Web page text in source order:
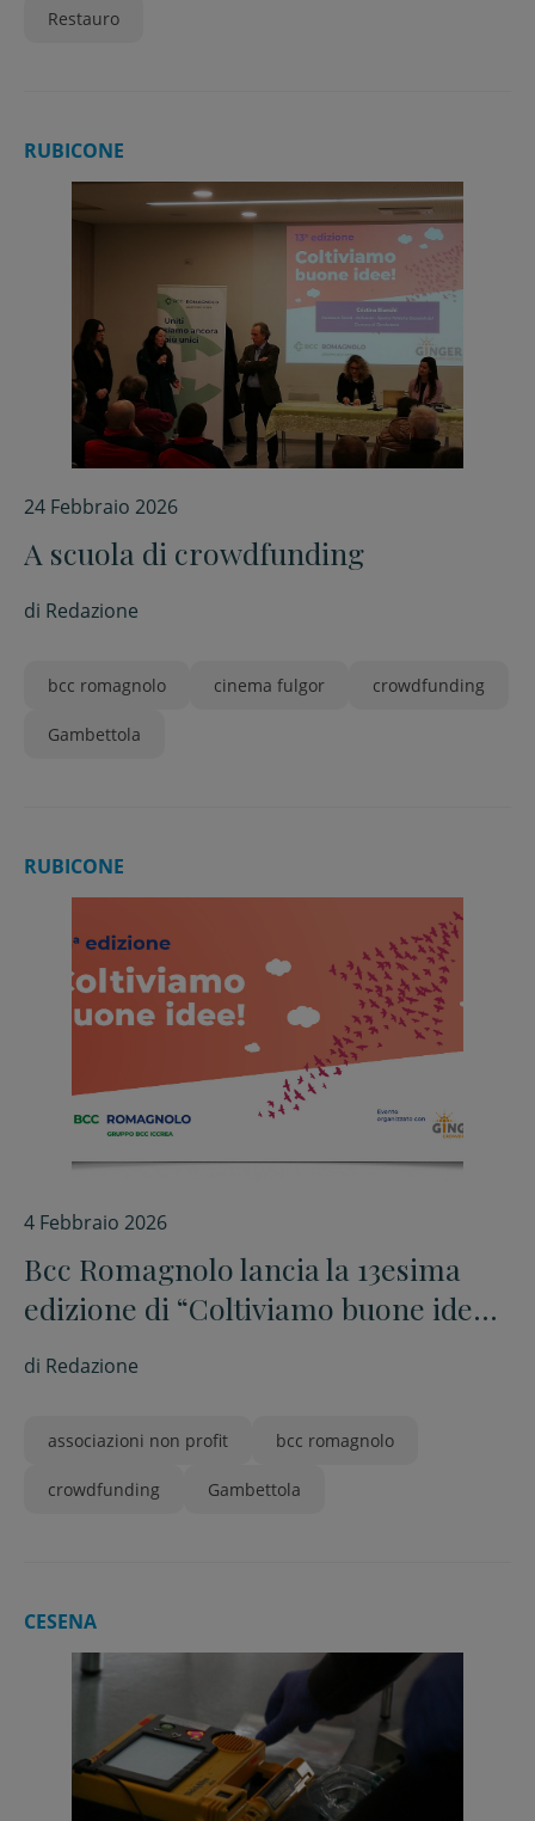
Restauro
RUBICONE
24 Febbraio 2026
A scuola di crowdfunding
di Redazione
bcc romagnolo cinema fulgor crowdfunding
Gambettola
RUBICONE
4 Febbraio 2026
Bcc Romagnolo lancia la 13esima
edizione di “Coltiviamo buone idee”,
crowdfunding per il terzo settore
di Redazione
associazioni non profit bcc romagnolo
crowdfunding Gambettola
CESENA